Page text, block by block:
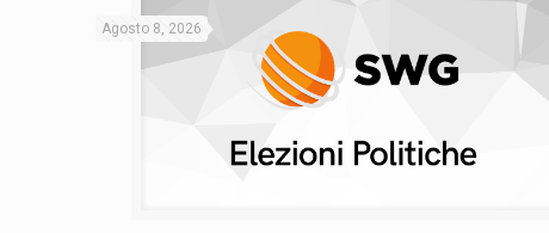
Agosto 8, 2026